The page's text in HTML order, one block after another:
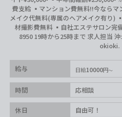
費支給 ▪️マンション費無料‼︎今なら
メイク代無料(専属のヘアメイク有り
材撮影費無料 ▪️自社エステサロン完
8950 19時から25時まで 求人担当
okioki.
給与 日給10000円
時間 応相談
休日 自由可！